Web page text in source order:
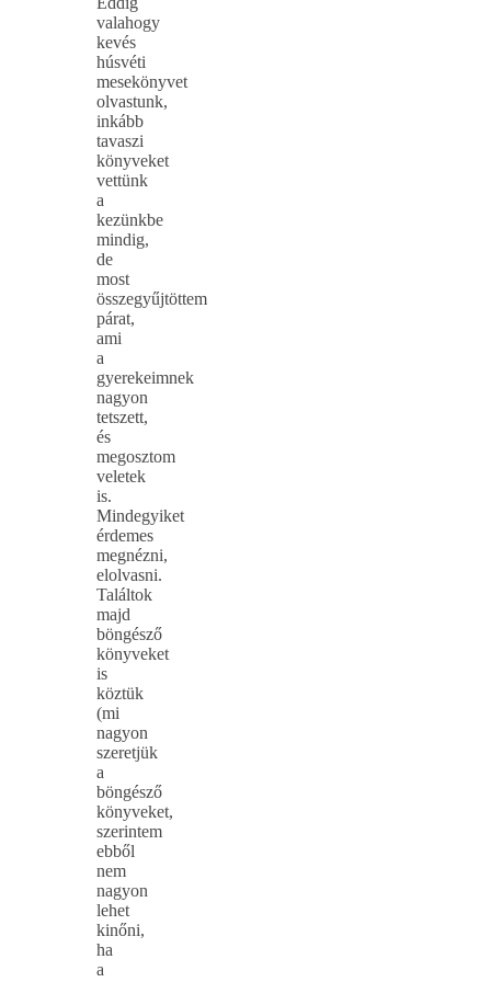
valahogy
kevés
húsvéti
mesekönyvet
olvastunk,
inkább
tavaszi
könyveket
vettünk
a
kezünkbe
mindig,
de
most
összegyűjtöttem
párat,
ami
a
gyerekeimnek
nagyon
tetszett,
és
megosztom
veletek
is.
Mindegyiket
érdemes
megnézni,
elolvasni.
Találtok
majd
böngésző
könyveket
is
köztük
(mi
nagyon
szeretjük
a
böngésző
könyveket,
szerintem
ebből
nem
nagyon
lehet
kinőni,
ha
a